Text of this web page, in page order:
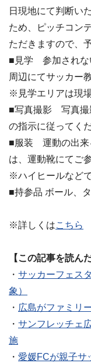
日現地にて判断い
ため、ピッチコン
ただきますので、
■見学 参加されな
周辺にてサッカー
※見学エリアは現
■写真撮影 写真撮
の指示に従ってく
■服装 運動の出来
は、運動靴にてご
※ハイヒールなど
■持参品 ボール、
※詳しくはこちら
【この記事を読ん
・ サッカーフェス
象）
・ 広島がファミリ
・ サンフレッチェ
施
・ 愛媛FCが親子サ